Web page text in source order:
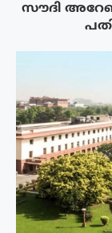
സൗദി